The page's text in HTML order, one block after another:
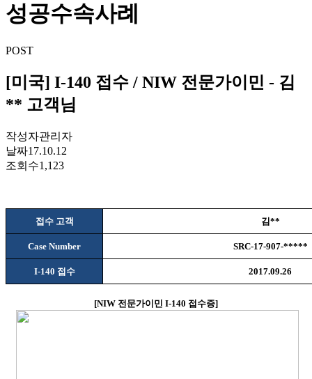
성공수속사례
POST
[미국] I-140 접수 / NIW 전문가이민 - 김
** 고객님
작성자관리자
날짜17.10.12
조회수1,123
접수 고객 김**
Case Number SRC-17-907-*****
I-140 접수 2017.09.26
[NIW 전문가이민 I-140 접수증]